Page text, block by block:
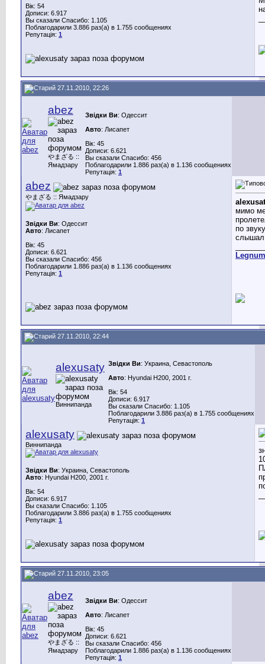
Вік: 54
Дописи: 6.917
Вы сказали Спасибо: 1.105
Поблагодарили 3.886 раз(а) в 1.755 сообщениях
Репутація: 1
27.11.2010, 22:26
abez
やまざる ::
Ямадзару
Звідки Ви: Одессит
Авто: Лисапет
Вік: 45
Дописи: 6.621
Вы сказали Спасибо: 456
Поблагодарили 1.886 раз(а) в 1.136 сообщениях
Репутація: 1
abez
やまざる :: Ямадзару
Звідки Ви: Одессит
Авто: Лисапет
Вік: 45
Дописи: 6.621
Вы сказали Спасибо: 456
Поблагодарили 1.886 раз(а) в 1.136 сообщениях
Репутація: 1
мимо
по
Legnum
27.11.2010, 22:44
alexusaty
Виннипанда
Звідки Ви: Украина, Севастополь
Авто: Hyundai H200, 2001 г.
Вік: 54
Дописи: 6.917
Вы сказали Спасибо: 1.105
Поблагодарили 3.886 раз(а) в 1.755 сообщениях
Репутація: 1
alexusaty
Виннипанда
Звідки Ви: Украина, Севастополь
Авто: Hyundai H200, 2001 г.
Вік: 54
Дописи: 6.917
Вы сказали Спасибо: 1.105
Поблагодарили 3.886 раз(а) в 1.755 сообщениях
Репутація: 1
27.11.2010, 23:05
abez
やまざる ::
Ямадзару
Звідки Ви: Одессит
Авто: Лисапет
Вік: 45
Дописи: 6.621
Вы сказали Спасибо: 456
Поблагодарили 1.886 раз(а) в 1.136 сообщениях
Репутація: 1